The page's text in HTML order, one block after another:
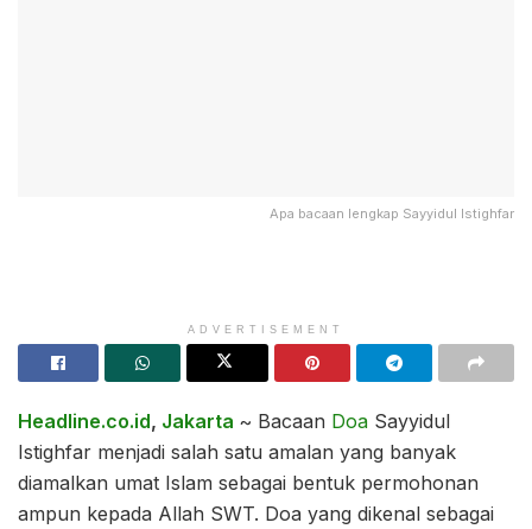
Apa bacaan lengkap Sayyidul Istighfar
ADVERTISEMENT
Headline.co.id, Jakarta ~ Bacaan Doa Sayyidul
Istighfar menjadi salah satu amalan yang banyak
diamalkan umat Islam sebagai bentuk permohonan
ampun kepada Allah SWT. Doa yang dikenal sebagai